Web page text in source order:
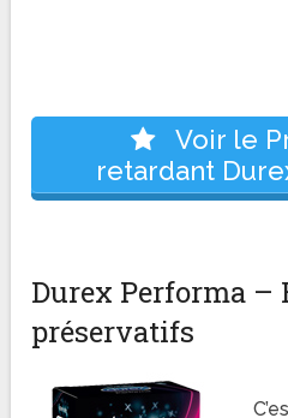
Voir le
retardant
Durex Performa –
préservatifs